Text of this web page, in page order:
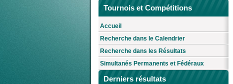
Tournois et Compétitions
Accueil
Recherche dans le Calendrier
Recherche dans les Résultats
Simultanés Permanents et Fédéraux
Derniers résultats